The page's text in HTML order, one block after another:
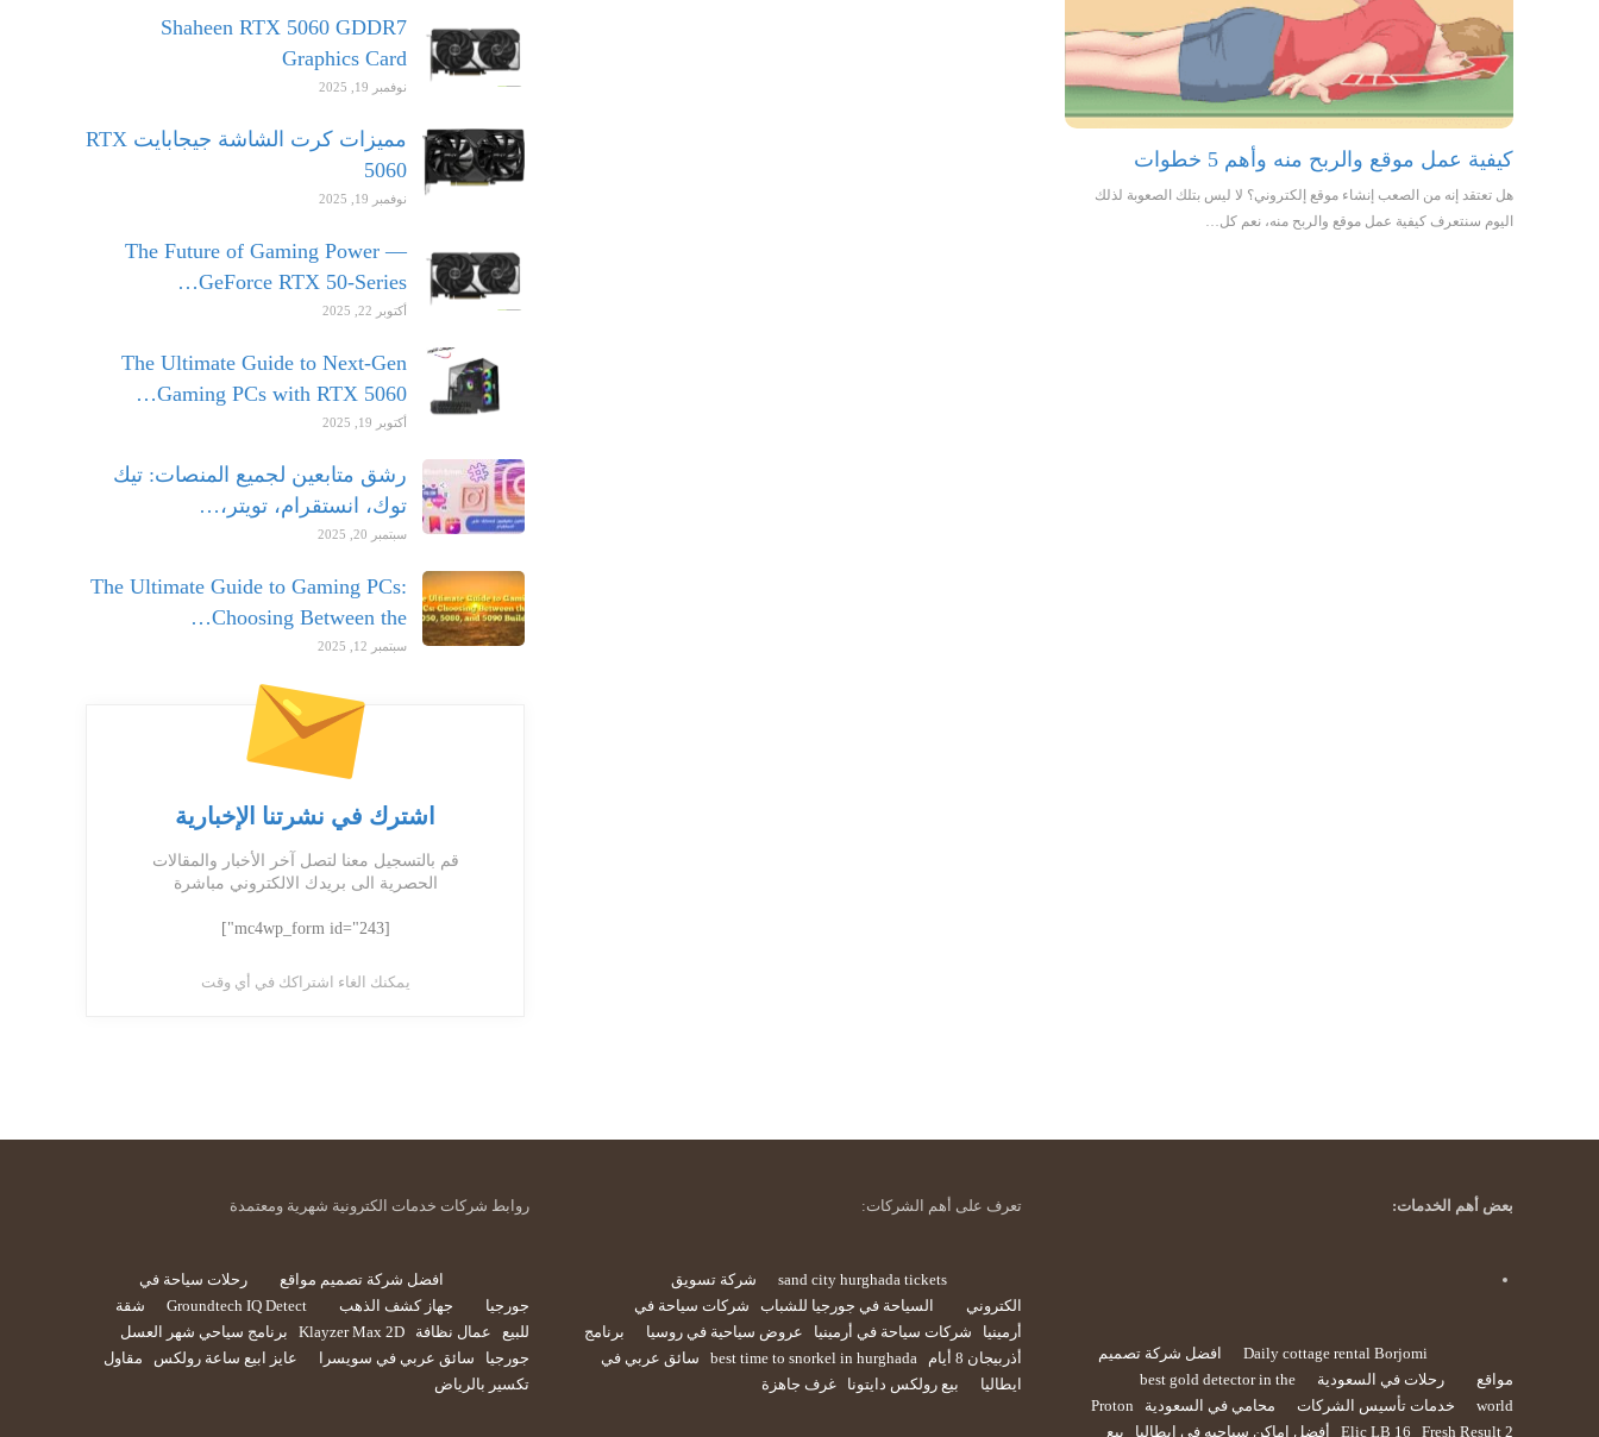
كيفية عمل موقع والربح منه وأهم 5 خطوات
هل تعتقد إنه من الصعب إنشاء موقع إلكتروني؟ لا ليس بتلك الصعوبة لذلك
اليوم سنتعرف كيفية عمل موقع والربح منه، نعم كل…
Shaheen RTX 5060 GDDR7
Graphics Card
نوفمبر 19, 2025
مميزات كرت الشاشة جيجابايت RTX
5060
نوفمبر 19, 2025
The Future of Gaming Power —
GeForce RTX 50-Series…
أكتوبر 22, 2025
The Ultimate Guide to Next-Gen
Gaming PCs with RTX 5060…
أكتوبر 19, 2025
رشق متابعين لجميع المنصات: تيك
توك، انستقرام، تويتر،…
سبتمبر 20, 2025
The Ultimate Guide to Gaming PCs:
Choosing Between the…
سبتمبر 12, 2025
اشترك في نشرتنا الإخبارية
قم بالتسجيل معنا لتصل آخر الأخبار والمقالات
الحصرية الى بريدك الالكتروني مباشرة
[mc4wp_form id="243"]
يمكنك الغاء اشتراكك في أي وقت
بعض أهم الخدمات:
Daily cottage rental Borjomi
افضل شركة تصميم
مواقع
رحلات في السعودية
best gold detector in the
world
خدمات تأسيس الشركات محامي في السعودية
Proton
Elic LB 16
Fresh Result 2 أفضل اماكن سياحيه في ايطاليا بيع
تعرف على أهم الشركات:
sand city hurghada tickets
شركة تسويق
الكتروني
السياحة في جورجيا للشباب
شركات سياحة في
أرمينيا
شركات سياحة في أرمينيا عروض سياحية في روسيا
برنامج
أذربيجان 8 أيام
best time to snorkel in hurghada
سائق عربي في
ايطاليا
بيع رولكس دايتونا غرف جاهزة
روابط شركات خدمات الكترونية شهرية ومعتمدة
افضل شركة تصميم مواقع
رحلات سياحة في
جورجيا
جهاز كشف الذهب Groundtech IQ Detect
شقة
للبيع
عمال نظافة Klayzer Max 2D
برنامج سياحي شهر العسل
جورجيا
سائق عربي في سويسرا عايز ابيع ساعة رولكس
مقاول
تكسير بالرياض